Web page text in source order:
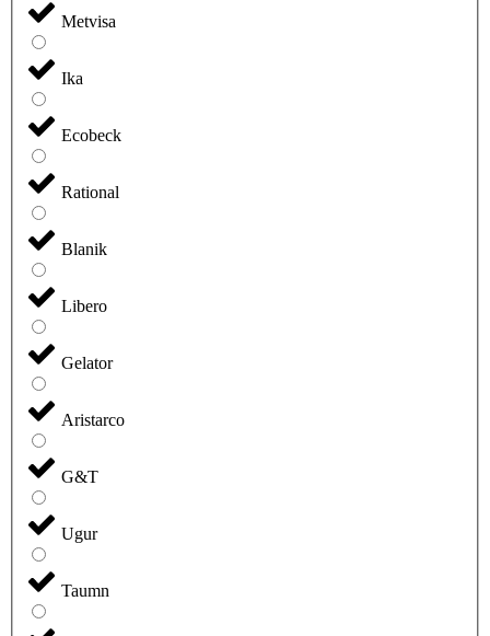
Metvisa
Ika
Ecobeck
Rational
Blanik
Libero
Gelator
Aristarco
G&T
Ugur
Taumn